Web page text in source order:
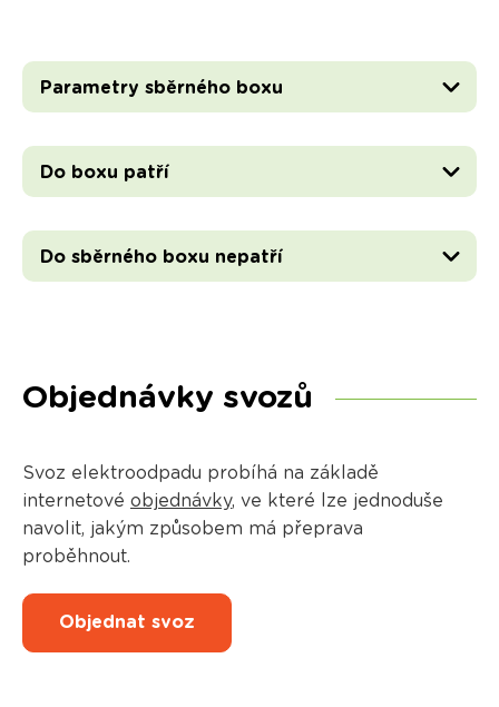
Parametry sběrného boxu
Do boxu patří
Do sběrného boxu nepatří
Objednávky svozů
Svoz elektroodpadu probíhá na základě
internetové objednávky, ve které lze jednoduše
navolit, jakým způsobem má přeprava
proběhnout.
Objednat svoz